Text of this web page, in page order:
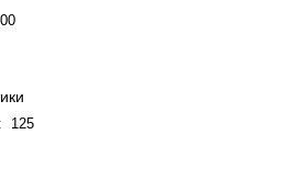
: 125